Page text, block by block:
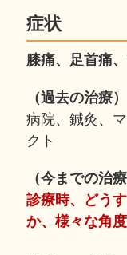
症状
膝痛、足首痛
（過去の治療）
病院、鍼灸、
クト
（今までの治
診療時、どう
か、様々な角